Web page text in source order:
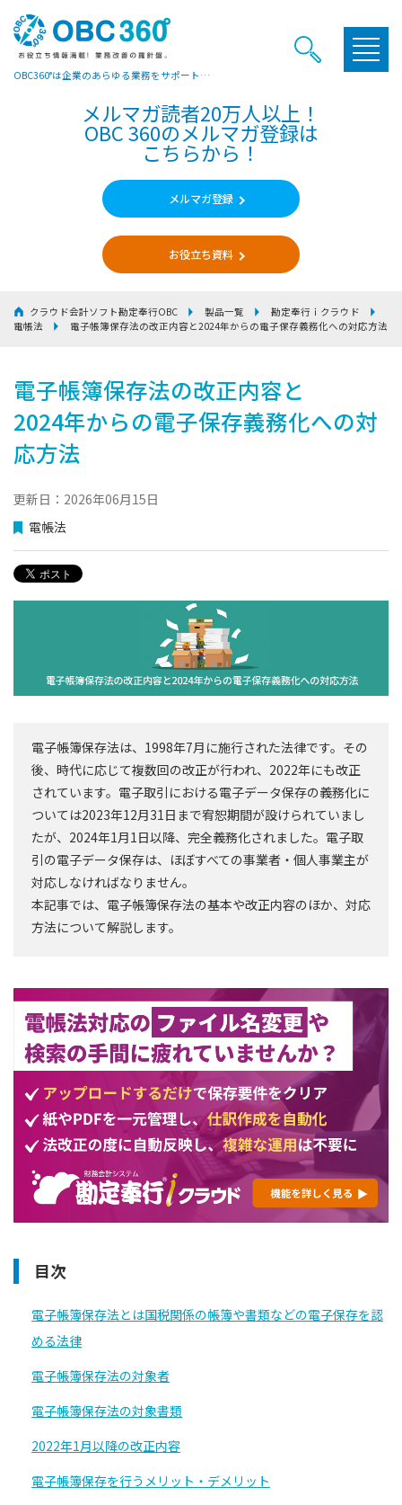
OBC360°は企業のあらゆる業務をサポートするヒントやお役立ち情報をご提供しています
メルマガ読者20万人以上！
OBC 360のメルマガ登録は
こちらから！
メルマガ登録
お役立ち資料
クラウド会計ソフト勘定奉行OBC 製品一覧
勘定奉行ｉクラウド
電帳法
電子帳簿保存法の改正内容と2024年からの電子保存義務化への対応方法
電子帳簿保存法の改正内容と
2024年からの電子保存義務化への対
応方法
更新日：2026年06月15日
電帳法
電子帳簿保存法は、1998年7月に施行された法律です。その
後、時代に応じて複数回の改正が行われ、2022年にも改正
されています。電子取引における電子データ保存の義務化に
ついては2023年12月31日まで宥恕期間が設けられていまし
たが、2024年1月1日以降、完全義務化されました。電子取
引の電子データ保存は、ほぼすべての事業者・個人事業主が
対応しなければなりません。
本記事では、電子帳簿保存法の基本や改正内容のほか、対応
方法について解説します。
目次
電子帳簿保存法とは国税関係の帳簿や書類などの電子保存を認
める法律
電子帳簿保存法の対象者
電子帳簿保存法の対象書類
2022年1月以降の改正内容
電子帳簿保存を行うメリット・デメリット